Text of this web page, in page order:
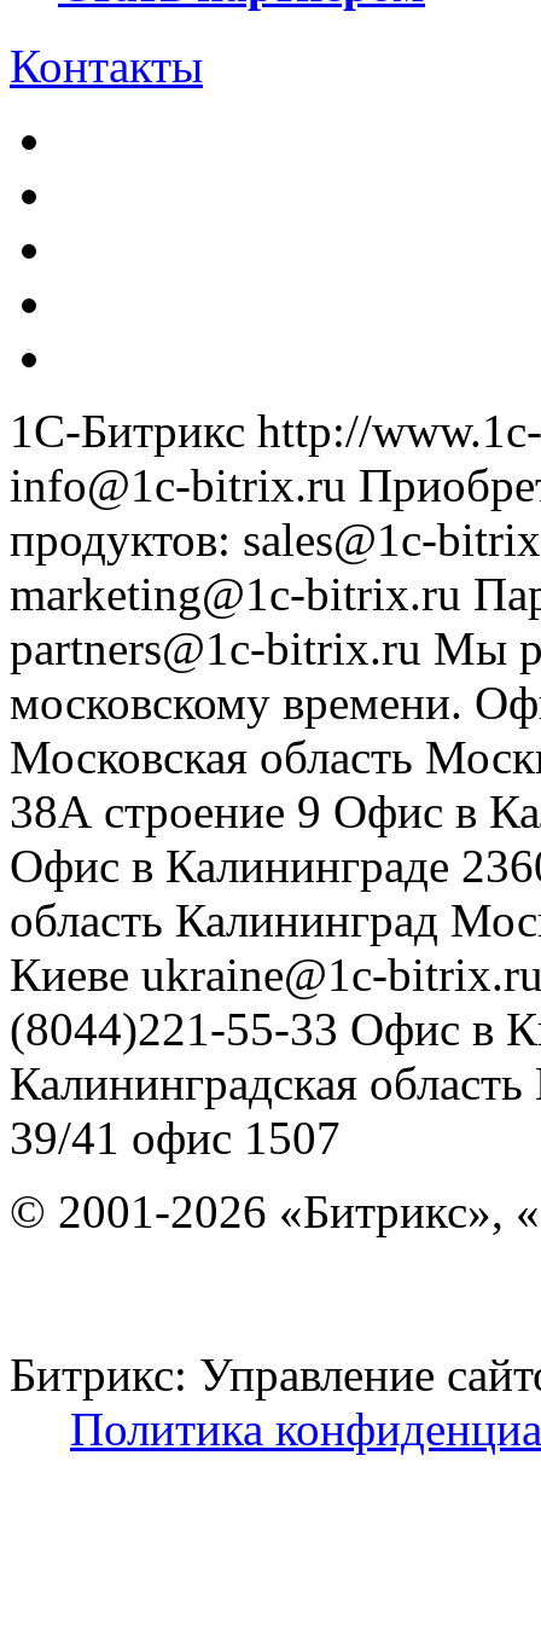
Контакты
1С-Битрикс http://
info@1c-bitrix.ru
продуктов: sales@1c-
marketing@1c-bitrix.ru
partners@1c-bitrix.ru Мы
московскому времени.
Московская область
38А строение 9 Офис в
Офис в Калининграде
область Калининград
Киеве ukraine@1c-
(8044)221-55-33 Офис в
Калининградская область
39/41 офис 1507
© 2001-2026 «Битрикс»,
Битрикс: Управление
Политика